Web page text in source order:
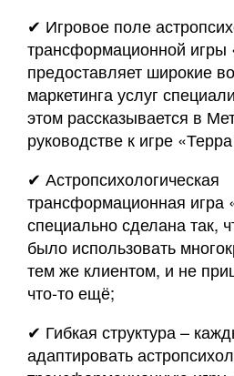
✔ Игровое поле
трансформационной игры
предоставляет широкие
маркетинга услуг
этом рассказывается в
руководстве к игре
✔ Астропсихологическая
трансформационная игра
специально сделана так,
было использовать
тем же клиентом, и не
что-то ещё;
✔ Гибкая структура –
адаптировать